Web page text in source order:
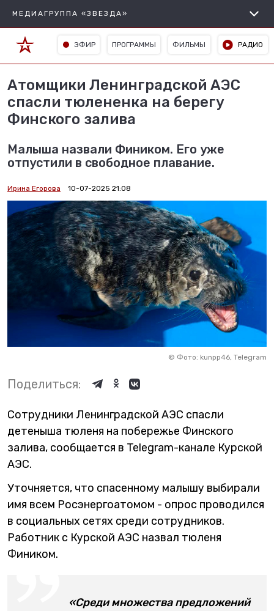
МЕДИАГРУППА «ЗВЕЗДА»
ЭФИР ПРОГРАММЫ ФИЛЬМЫ РАДИО
Атомщики Ленинградской АЭС
спасли тюлененка на берегу
Финского залива
Малыша назвали Фиником. Его уже
отпустили в свободное плавание.
Ирина Егорова 10-07-2025 21:08
© Фото: kunpp46, Telegram
Поделиться:
Сотрудники Ленинградской АЭС спасли
детеныша тюленя на побережье Финского
залива, сообщается в Telegram-канале Курской
АЭС.
Уточняется, что спасенному малышу выбирали
имя всем Росэнергоатомом - опрос проводился
в социальных сетях среди сотрудников.
Работник с Курской АЭС назвал тюленя
Фиником.
«Среди множества предложений